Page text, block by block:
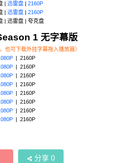
| 迅雷盘 | 2160P
| 迅雷盘 | 2160P
| 迅雷盘 | 夸克盘
1 无字幕版
也可下载外挂字幕拖入播放器）
| 2160P
| 2160P
| 2160P
| 2160P
| 2160P
| 2160P
| 2160P
| 2160P
分享 0